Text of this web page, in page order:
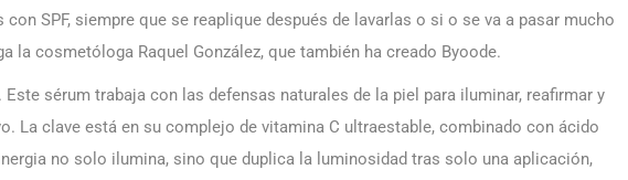
con SPF, siempre que se reaplique después de lavarlas o si o se va a pasar mucho
la cosmetóloga Raquel González, que también ha creado Byoode.
Este sérum trabaja con las defensas naturales de la piel para iluminar, reafirmar y
La clave está en su complejo de vitamina C ultraestable, combinado con ácido
no solo ilumina, sino que duplica la luminosidad tras solo una aplicación,